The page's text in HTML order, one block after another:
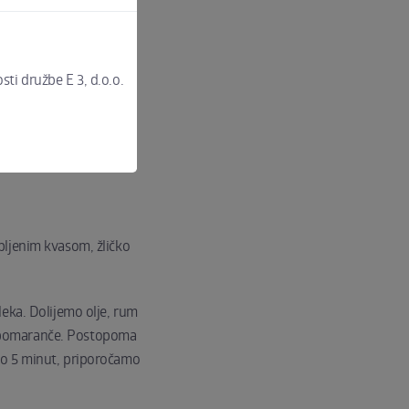
kvasom, žličko
Dolijemo olje, rum
Postopoma
5 minut, priporočamo
družbe E 3, d.o.o.